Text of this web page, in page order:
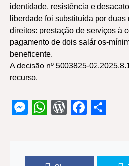
identidade, resistência e
liberdade foi substituída por
direitos: prestação de serviços à
pagamento de dois salários-
beneficente.
A decisão nº 5003825-
recurso.
Messenger
WhatsApp